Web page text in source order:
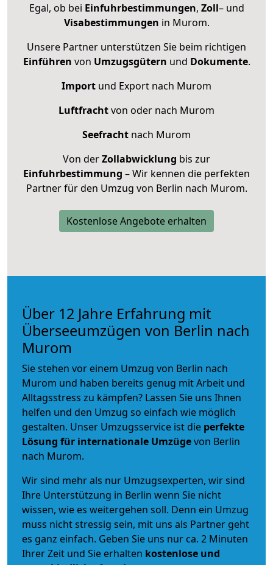
Egal, ob bei Einfuhrbestimmungen, Zoll– und
Visabestimmungen in Murom.
Unsere Partner unterstützen Sie beim richtigen
Einführen von Umzugsgütern und Dokumente.
Import und Export nach Murom
Luftfrachtvon oder nach Murom
Seefracht nach Murom
Von derZollabwicklung bis zur
Einfuhrbestimmung – Wir kennen die perfekten
Partner für den Umzug von Berlin nach Murom.
Kostenlose Angebote erhalten
Über 12 Jahre Erfahrung mit
Überseeumzügen von Berlin nach
Murom
Sie stehen vor einem Umzug von Berlin nach
Murom und haben bereits genug mit Arbeit und
Alltagsstress zu kämpfen? Lassen Sie uns Ihnen
helfen und den Umzug so einfach wie möglich
gestalten. Unser Umzugsservice ist die perfekte
Lösung für internationale Umzügevon Berlin
nach Murom.
Wir sind mehr als nur Umzugsexperten, wir sind
Ihre Unterstützung in Berlin wenn Sie nicht
wissen, wie es weitergehen soll. Denn ein Umzug
muss nicht stressig sein, mit uns als Partner geht
es ganz einfach. Geben Sie uns nur ca. 2 Minuten
Ihrer Zeit und Sie erhalten kostenlose und